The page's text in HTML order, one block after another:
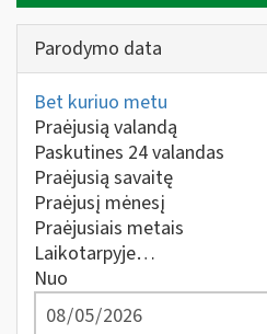
Parodymo data
Bet kuriuo metu
Praėjusią valandą
Paskutines 24 valandas
Praėjusią savaitę
Praėjusį mėnesį
Praėjusiais metais
Laikotarpyje…
Nuo